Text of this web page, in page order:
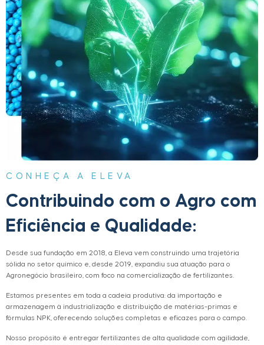
CONHEÇA A ELEVA
Contribuindo com o Agro com
Eficiência e Qualidade:
Desde sua fundação em 2018, a Eleva vem construindo uma trajetória
sólida no setor químico e, desde 2019, expandiu sua atuação para o
Agronegócio brasileiro, com foco na comercialização de fertilizantes.
Estamos presentes em toda a cadeia produtiva: da importação e
armazenagem à industrialização e distribuição de matérias-primas e
fórmulas NPK, oferecendo soluções completas e eficazes para o campo.
Nosso propósito é entregar fertilizantes de alta qualidade com agilidade,